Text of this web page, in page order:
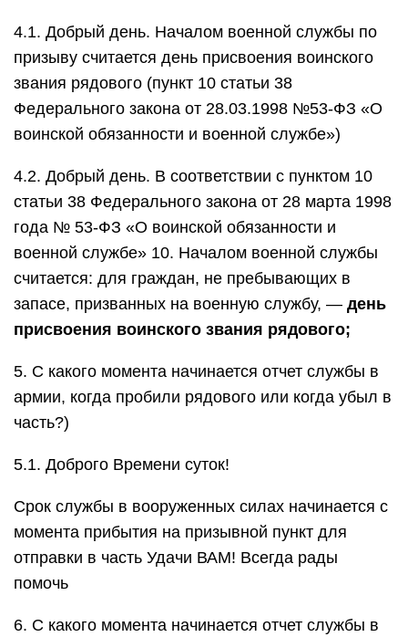
4.1. Добрый день. Началом военной службы по
призыву считается день присвоения воинского
звания рядового (пункт 10 статьи 38
Федерального закона от 28.03.1998 №53-ФЗ «О
воинской обязанности и военной службе»)
4.2. Добрый день. В соответствии с пунктом 10
статьи 38 Федерального закона от 28 марта 1998
года № 53-ФЗ «О воинской обязанности и
военной службе» 10. Началом военной службы
считается: для граждан, не пребывающих в
запасе, призванных на военную службу, — день
присвоения воинского звания рядового;
5. С какого момента начинается отчет службы в
армии, когда пробили рядового или когда убыл в
часть?)
5.1. Доброго Времени суток!
Срок службы в вооруженных силах начинается с
момента прибытия на призывной пункт для
отправки в часть Удачи ВАМ! Всегда рады
помочь
6. С какого момента начинается отчет службы в